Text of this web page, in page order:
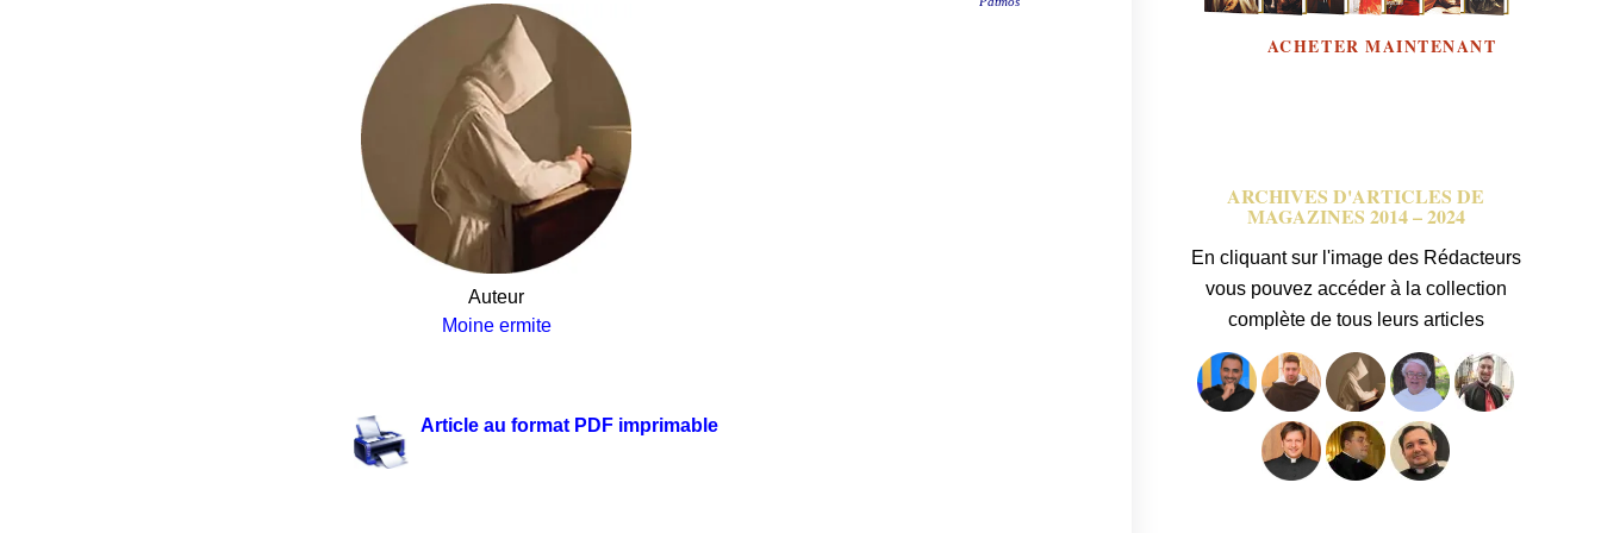
Auteur
Moine ermite
Article au format PDF imprimable
ACHETER MAINTENANT
ARCHIVES D'ARTICLES DE
MAGAZINES 2014 – 2024
En cliquant sur l'image des Rédacteurs
vous pouvez accéder à la collection
complète de tous leurs articles